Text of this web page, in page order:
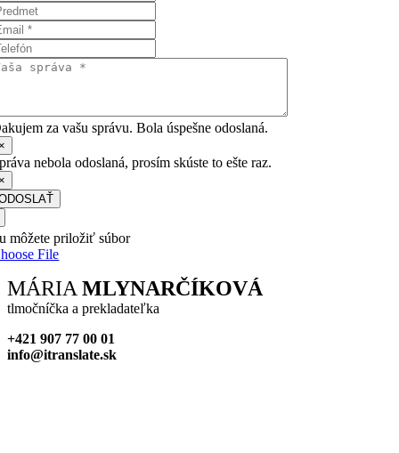
za vašu správu. Bola úspešne odoslaná.
nebola odoslaná, prosím skúste to ešte raz.
môžete priložiť súbor
File
MÁRIA MLYNARČÍKOVÁ
tlmočníčka a prekladateľka
+421 907 77 00 01
info@itranslate.sk